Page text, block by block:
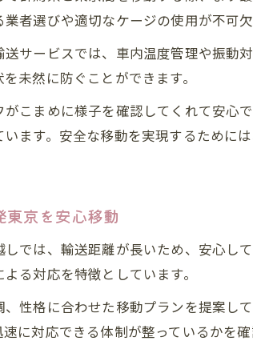
ペット引越し東京で
飼い主同乗可否やルール
ペット引っ越し東京
ペット輸送サービス
タクシーや業者での
安心とコスパ両立のペッ
ペット引っ越し東京
ペット輸送サービス
長距離ペット引越し
ペット引越し料金と
者選びや適切なケージの使用が不可欠
サービスでは、車内温度管理や振動
未然に防ぐことができます。
こまめに様子を確認してくれて安
ます。安全な移動を実現するため
東京を安心移動
では、輸送距離が長いため、安心し
る対応を特徴としています。
性格に合わせた移動プランを提案
に対応できる体制が整っているかを